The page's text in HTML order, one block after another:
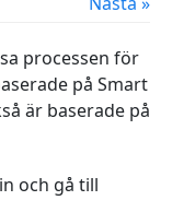
processen för
på Smart
är baserade på
och gå till